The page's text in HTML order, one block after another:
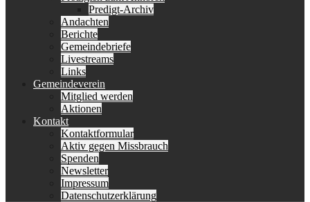
Predigt-Archiv
Andachten
Berichte
Gemeindebriefe
Livestreams
Links
Gemeindeverein
Mitglied werden
Aktionen
Kontakt
Kontaktformular
Aktiv gegen Missbrauch
Spenden
Newsletter
Impressum
Datenschutzerklärung